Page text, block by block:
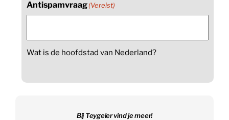
Antispamvraag(Vereist)
Wat is de hoofdstad van Nederland?
Bij Teygeler vind je meer!